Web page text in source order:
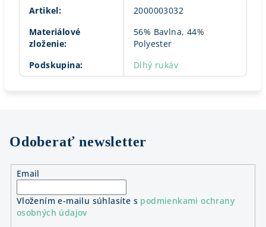
Artikel:
2000003032
Materiálové
zloženie:
56% Bavlna, 44%
Polyester
Podskupina: Dlhý rukáv
Odoberať newsletter
Email
Vložením e-mailu súhlasíte s podmienkami ochrany
osobných údajov